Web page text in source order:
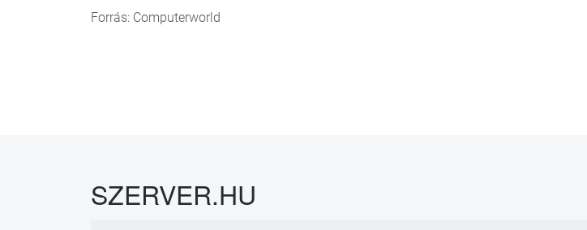
Forrás: Computerworld
SZERVER.HU